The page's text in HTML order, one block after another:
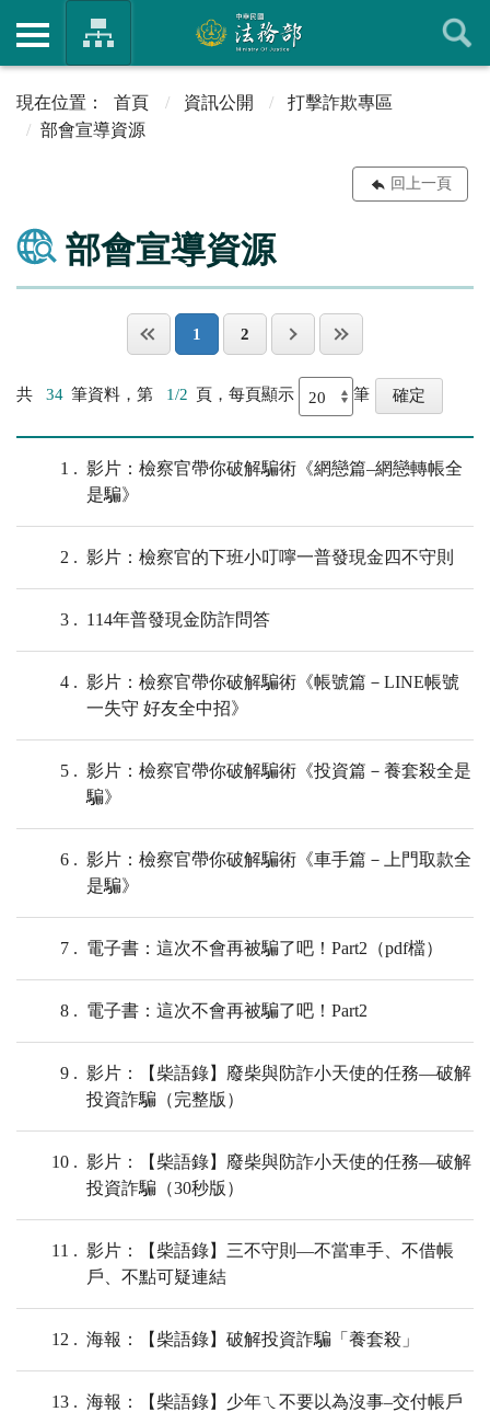
首頁 資訊公開
打擊詐欺專區
部會宣導資源
回上一頁
部會宣導資源
1 2
共 34 筆資料，第 1/2 頁，每頁顯示 筆
1
影片：檢察官帶你破解騙術《網戀篇–網戀轉帳全
是騙》
2 影片：檢察官的下班小叮嚀一普發現金四不守則
3 114年普發現金防詐問答
4
影片：檢察官帶你破解騙術《帳號篇－LINE帳號
一失守 好友全中招》
5
影片：檢察官帶你破解騙術《投資篇－養套殺全是
騙》
6
影片：檢察官帶你破解騙術《車手篇－上門取款全
是騙》
7 電子書：這次不會再被騙了吧！Part2（pdf檔）
8 電子書：這次不會再被騙了吧！Part2
9
影片：【柴語錄】廢柴與防詐小天使的任務—破解
投資詐騙（完整版）
10
影片：【柴語錄】廢柴與防詐小天使的任務—破解
投資詐騙（30秒版）
11
影片：【柴語錄】三不守則—不當車手、不借帳
戶、不點可疑連結
12 海報：【柴語錄】破解投資詐騙「養套殺」
13
海報：【柴語錄】少年ㄟ不要以為沒事–交付帳戶